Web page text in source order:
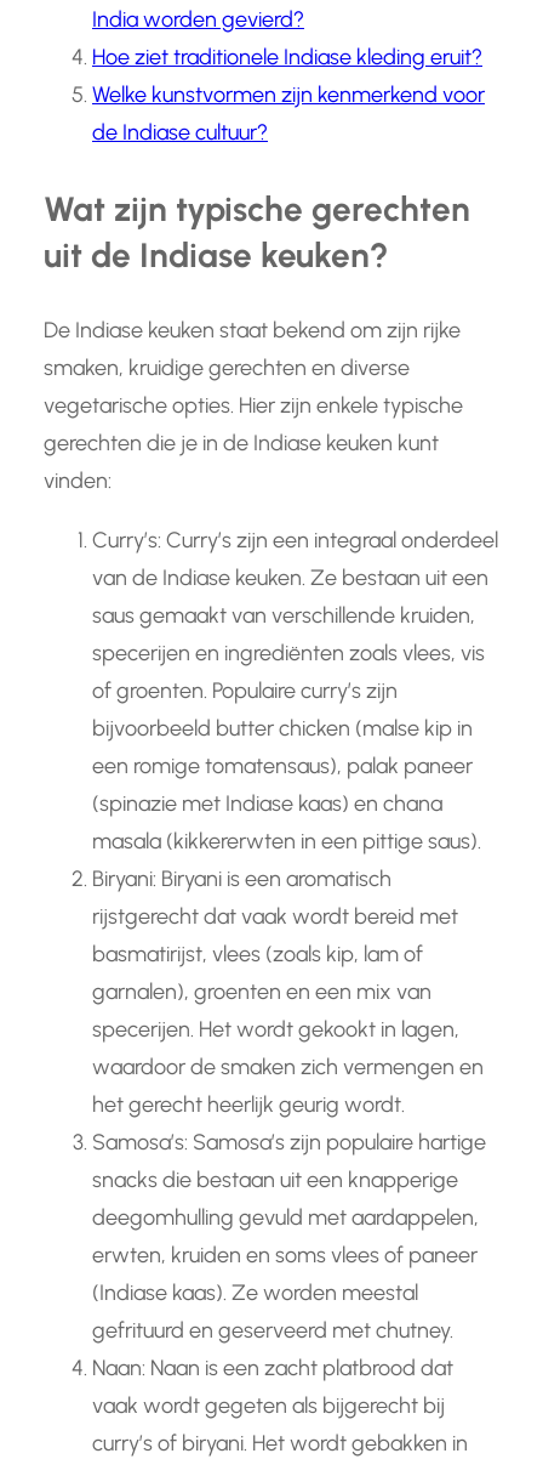
India worden gevierd?
Hoe ziet traditionele Indiase kleding eruit?
Welke kunstvormen zijn kenmerkend voor
de Indiase cultuur?
Wat zijn typische gerechten
uit de Indiase keuken?
De Indiase keuken staat bekend om zijn rijke
smaken, kruidige gerechten en diverse
vegetarische opties. Hier zijn enkele typische
gerechten die je in de Indiase keuken kunt
vinden:
Curry’s: Curry’s zijn een integraal onderdeel
van de Indiase keuken. Ze bestaan ​​uit een
saus gemaakt van verschillende kruiden,
specerijen en ingrediënten zoals vlees, vis
of groenten. Populaire curry’s zijn
bijvoorbeeld butter chicken (malse kip in
een romige tomatensaus), palak paneer
(spinazie met Indiase kaas) en chana
masala (kikkererwten in een pittige saus).
Biryani: Biryani is een aromatisch
rijstgerecht dat vaak wordt bereid met
basmatirijst, vlees (zoals kip, lam of
garnalen), groenten en een mix van
specerijen. Het wordt gekookt in lagen,
waardoor de smaken zich vermengen en
het gerecht heerlijk geurig wordt.
Samosa’s: Samosa’s zijn populaire hartige
snacks die bestaan ​​uit een knapperige
deegomhulling gevuld met aardappelen,
erwten, kruiden en soms vlees of paneer
(Indiase kaas). Ze worden meestal
gefrituurd en geserveerd met chutney.
Naan: Naan is een zacht platbrood dat
vaak wordt gegeten als bijgerecht bij
curry’s of biryani. Het wordt gebakken in